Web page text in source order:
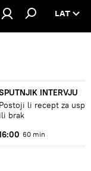
LAT
INTERVJU
Postoji li recept za
ili brak
60 min